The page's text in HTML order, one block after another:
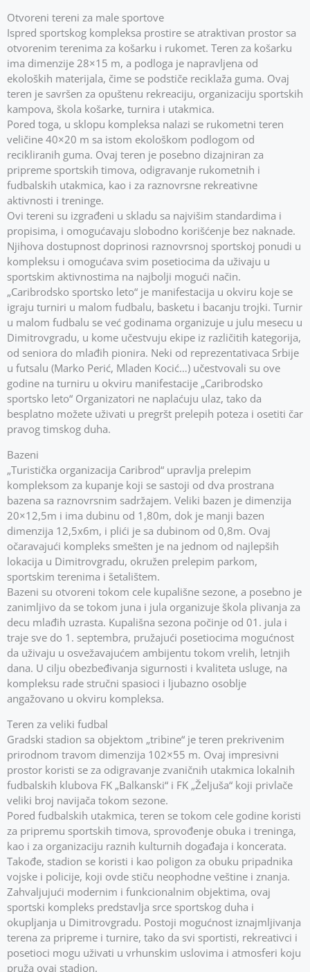
Otvoreni tereni za male sportove
Ispred sportskog kompleksa prostire se atraktivan prostor sa
otvorenim terenima za košarku i rukomet. Teren za košarku
ima dimenzije 28×15 m, a podloga je napravljena od
ekoloških materijala, čime se podstiče reciklaža guma. Ovaj
teren je savršen za opuštenu rekreaciju, organizaciju sportskih
kampova, škola košarke, turnira i utakmica.
Pored toga, u sklopu kompleksa nalazi se rukometni teren
veličine 40×20 m sa istom ekološkom podlogom od
recikliranih guma. Ovaj teren je posebno dizajniran za
pripreme sportskih timova, odigravanje rukometnih i
fudbalskih utakmica, kao i za raznovrsne rekreativne
aktivnosti i treninge.
Ovi tereni su izgrađeni u skladu sa najvišim standardima i
propisima, i omogućavaju slobodno korišćenje bez naknade.
Njihova dostupnost doprinosi raznovrsnoj sportskoj ponudi u
kompleksu i omogućava svim posetiocima da uživaju u
sportskim aktivnostima na najbolji mogući način.
„Caribrodsko sportsko leto“ je manifestacija u okviru koje se
igraju turniri u malom fudbalu, basketu i bacanju trojki. Turnir
u malom fudbalu se već godinama organizuje u julu mesecu u
Dimitrovgradu, u kome učestvuju ekipe iz različitih kategorija,
od seniora do mlađih pionira. Neki od reprezentativaca Srbije
u futsalu (Marko Perić, Mladen Kocić…) učestvovali su ove
godine na turniru u okviru manifestacije „Caribrodsko
sportsko leto“ Organizatori ne naplaćuju ulaz, tako da
besplatno možete uživati u pregršt prelepih poteza i osetiti čar
pravog timskog duha.
Bazeni
„Turistička organizacija Caribrod“ upravlja prelepim
kompleksom za kupanje koji se sastoji od dva prostrana
bazena sa raznovrsnim sadržajem. Veliki bazen je dimenzija
20×12,5m i ima dubinu od 1,80m, dok je manji bazen
dimenzija 12,5x6m, i plići je sa dubinom od 0,8m. Ovaj
očaravajući kompleks smešten je na jednom od najlepših
lokacija u Dimitrovgradu, okružen prelepim parkom,
sportskim terenima i šetalištem.
Bazeni su otvoreni tokom cele kupališne sezone, a posebno je
zanimljivo da se tokom juna i jula organizuje škola plivanja za
decu mlađih uzrasta. Kupališna sezona počinje od 01. jula i
traje sve do 1. septembra, pružajući posetiocima mogućnost
da uživaju u osvežavajućem ambijentu tokom vrelih, letnjih
dana. U cilju obezbeđivanja sigurnosti i kvaliteta usluge, na
kompleksu rade stručni spasioci i ljubazno osoblje
angažovano u okviru kompleksa.
Teren za veliki fudbal
Gradski stadion sa objektom „tribine“ je teren prekrivenim
prirodnom travom dimenzija 102×55 m. Ovaj impresivni
prostor koristi se za odigravanje zvaničnih utakmica lokalnih
fudbalskih klubova FK „Balkanski“ i FK „Željuša“ koji privlače
veliki broj navijača tokom sezone.
Pored fudbalskih utakmica, teren se tokom cele godine koristi
za pripremu sportskih timova, sprovođenje obuka i treninga,
kao i za organizaciju raznih kulturnih događaja i koncerata.
Takođe, stadion se koristi i kao poligon za obuku pripadnika
vojske i policije, koji ovde stiču neophodne veštine i znanja.
Zahvaljujući modernim i funkcionalnim objektima, ovaj
sportski kompleks predstavlja srce sportskog duha i
okupljanja u Dimitrovgradu. Postoji mogućnost iznajmljivanja
terena za pripreme i turnire, tako da svi sportisti, rekreativci i
posetioci mogu uživati u vrhunskim uslovima i atmosferi koju
pruža ovaj stadion.